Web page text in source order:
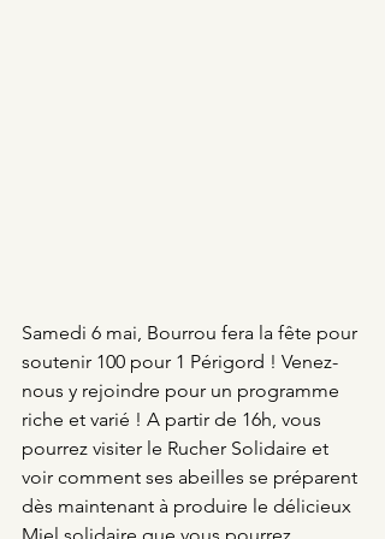
Samedi 6 mai, Bourrou fera la fête pour
soutenir 100 pour 1 Périgord ! Venez-
nous y rejoindre pour un programme
riche et varié ! A partir de 16h, vous
pourrez visiter le Rucher Solidaire et
voir comment ses abeilles se préparent
dès maintenant à produire le délicieux